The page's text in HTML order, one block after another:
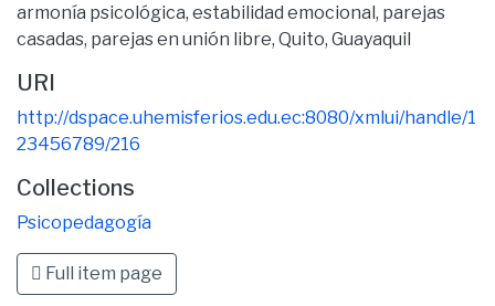
armonía psicológica, estabilidad emocional, parejas
casadas, parejas en unión libre, Quito, Guayaquil
URI
http://dspace.uhemisferios.edu.ec:8080/xmlui/handle/1
23456789/216
Collections
Psicopedagogía
Full item page